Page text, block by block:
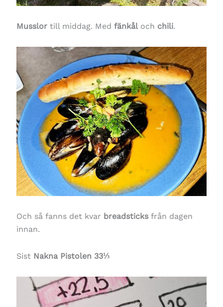
Musslortill middag. Med fänkåloch chili.
Och så fanns det kvar breadsticksfrån dagen
innan.
Sist Nakna Pistolen 33⅓